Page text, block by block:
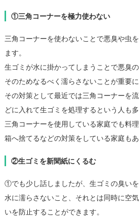
①三角コーナーを極力使わない
三角コーナーを使わないことで悪臭や虫
ます。
生ゴミが水に掛かってしまうことで悪臭
そのためなるべく濡らさないことが重要に
その対策として最近では三角コーナーを
どに入れて生ゴミを処理するという人も多
三角コーナーを使用している家庭でも料
箱へ捨てるなどの対策をしている家庭もあ
②生ゴミを新聞紙にくるむ
①でも少し話しましたが、生ゴミの臭い
水に濡らさないこと、それとは同時に空
いを防止することができます。